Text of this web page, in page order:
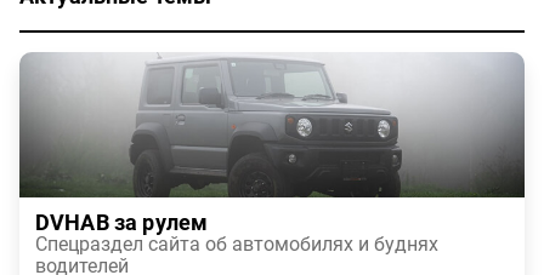
DVHAB за рулем
Спецраздел сайта об автомобилях и буднях
водителей